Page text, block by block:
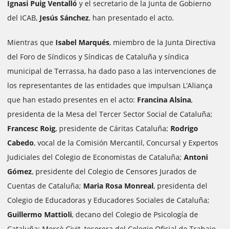
Ignasi Puig Ventalló y el secretario de la Junta de Gobierno
del ICAB, Jesús Sánchez, han presentado el acto.
Mientras que Isabel Marqués, miembro de la Junta Directiva
del Foro de Síndicos y Síndicas de Cataluña y síndica
municipal de Terrassa, ha dado paso a las intervenciones de
los representantes de las entidades que impulsan L’Aliança
que han estado presentes en el acto: Francina Alsina,
presidenta de la Mesa del Tercer Sector Social de Cataluña;
Francesc Roig, presidente de Cáritas Cataluña; Rodrigo
Cabedo, vocal de la Comisión Mercantil, Concursal y Expertos
Judiciales del Colegio de Economistas de Cataluña; Antoni
Gómez, presidente del Colegio de Censores Jurados de
Cuentas de Cataluña; Maria Rosa Monreal, presidenta del
Colegio de Educadoras y Educadores Sociales de Cataluña;
Guillermo Mattioli, decano del Colegio de Psicología de